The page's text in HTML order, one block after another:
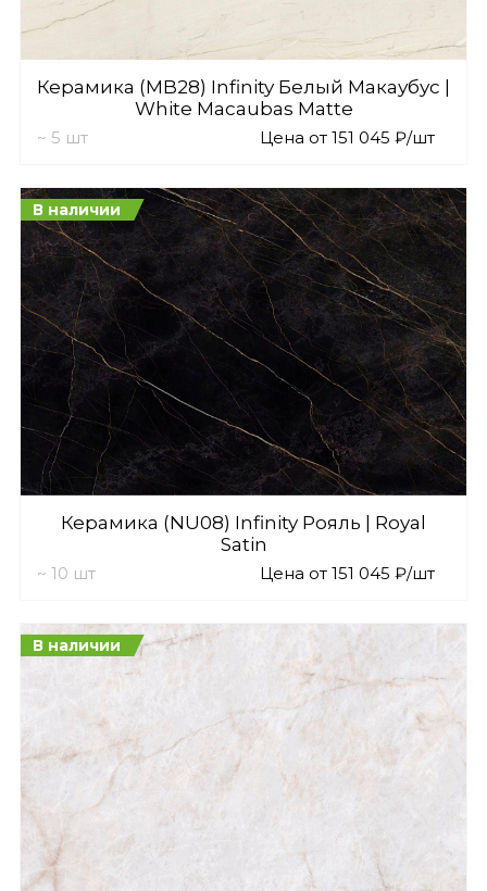
Керамика (MB28) Infinity Белый Макаубус |
White Macaubas Matte
~ 5 шт Цена от 151 045 ₽/шт
В наличии
Керамика (NU08) Infinity Рояль | Royal
Satin
~ 10 шт Цена от 151 045 ₽/шт
В наличии